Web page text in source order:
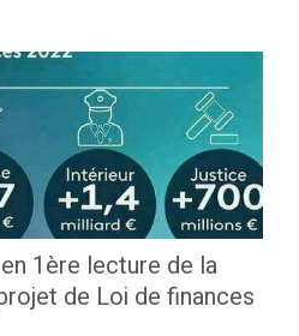
1ère lecture de la
de Loi de finances